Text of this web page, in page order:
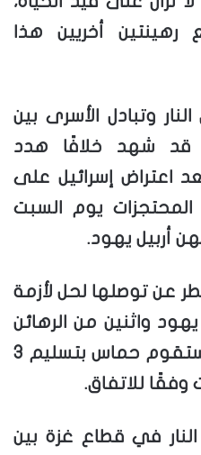
أخريين هذا
وتبادل الأسرى بين
قد شهد خلافًا هدد
اعتراض إسرائيل على
يوم السبت
أربيل يهود.
عن توصلها لحل لأزمة
يهود واثنين من الرهائن
قبل يوم الجمعة، حيث ستقوم حماس بتسليم 3
وفقًا للاتفاق.
في قطاع غزة بين